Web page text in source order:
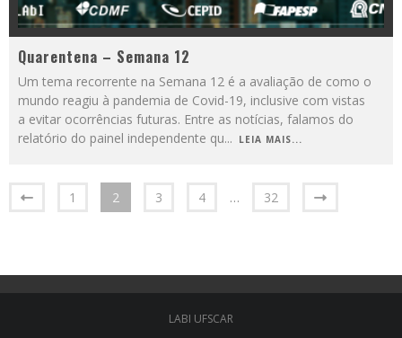
Quarentena – Semana 12
Um tema recorrente na Semana 12 é a avaliação de como o
mundo reagiu à pandemia de Covid-19, inclusive com vistas
a evitar ocorrências futuras. Entre as notícias, falamos do
relatório do painel independente qu... LEIA MAIS...
1 2 3 4 … 32
LABI UFSCAR